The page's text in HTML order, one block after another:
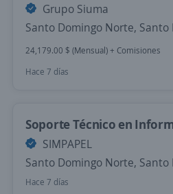
Grupo Siuma
Santo Domingo Norte, Santo
24,179.00 $ (Mensual) + Comisiones
Hace 7 días
Soporte Técnico en
SIMPAPEL
Santo Domingo Norte, Santo
Hace 7 días